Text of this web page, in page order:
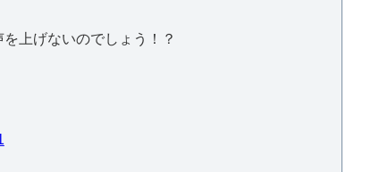
上げないのでしょう！？